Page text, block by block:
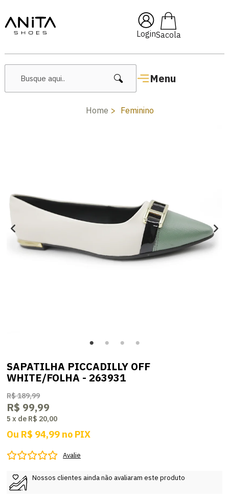
Login
Menu
Home Feminino
SAPATILHA PICCADILLY OFF
WHITE/FOLHA - 263931
R$ 189,99
R$ 99,99
5 x de R$ 20,00
Ou R$ 94,99 no PIX
Avalie
Nossos clientes ainda não avaliaram este produto